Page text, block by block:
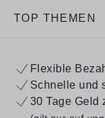
TOP THEMEN
Flexible
Schnelle und
30 Tage Geld